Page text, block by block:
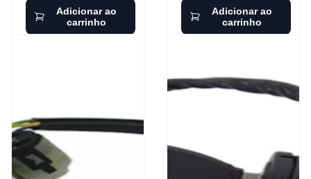
Adicionar ao
carrinho
Adicionar ao
carrinho